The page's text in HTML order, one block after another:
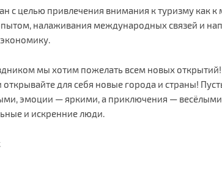
с целью привлечения внимания к туризму как
налаживания международных связей и
мы хотим пожелать всем новых
для себя новые города и страны!
эмоции — яркими, а приключения —
и искренние люди.